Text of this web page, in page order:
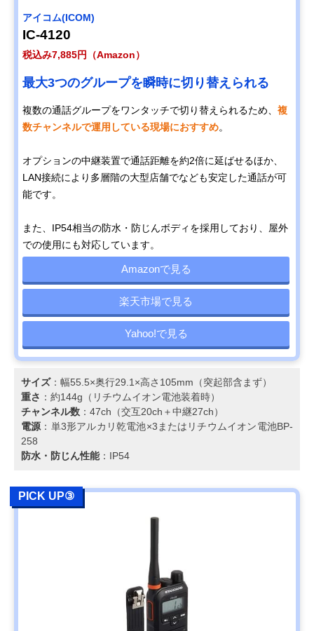
アイコム(ICOM)
IC-4120
税込み7,885円（Amazon）
最大3つのグループを瞬時に切り替えられる
複数の通話グループをワンタッチで切り替えられるため、 複
数チャンネルで運用している現場におすすめ。
オプションの中継装置で通話距離を約2倍に延ばせるほか、
LAN接続により多層階の大型店舗でなども安定した通話が可
能です。
また、IP54相当の防水・防じんボディを採用しており、屋外
での使用にも対応しています。
Amazonで見る
楽天市場で見る
Yahoo!で見る
サイズ：幅55.5×奥行29.1×高さ105mm（突起部含まず）
重さ ：約144g（リチウムイオン電池装着時）
チャンネル数 ：47ch（交互20ch＋中継27ch）
電源 ：単3形アルカリ乾電池×3またはリチウムイオン電池BP-
258
防水・防じん性能：IP54
PICK UP③